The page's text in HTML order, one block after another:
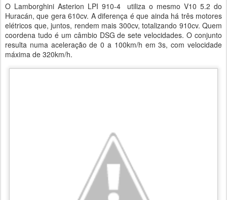
O Lamborghini Asterion LPI 910-4 utiliza o mesmo V10 5.2 do
Huracán, que gera 610cv. A diferença é que ainda há três motores
elétricos que, juntos, rendem mais 300cv, totalizando 910cv. Quem
coordena tudo é um câmbio DSG de sete velocidades. O conjunto
resulta numa aceleração de 0 a 100km/h em 3s, com velocidade
máxima de 320km/h.